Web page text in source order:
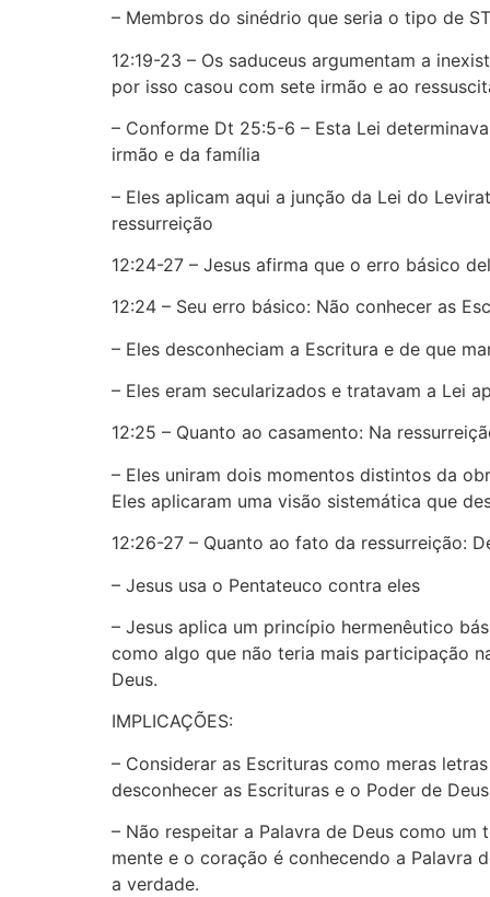
– Membros do sinédrio que seria o tipo de
12:19-23 – Os saduceus argumentam a
por isso casou com sete irmão e ao
– Conforme Dt 25:5-6 – Esta Lei
irmão e da família
– Eles aplicam aqui a junção da Lei do
ressurreição
12:24-27 – Jesus afirma que o erro básico
12:24 – Seu erro básico: Não conhecer as
– Eles desconheciam a Escritura e de que
– Eles eram secularizados e tratavam a Lei
12:25 – Quanto ao casamento: Na
– Eles uniram dois momentos distintos da
Eles aplicaram uma visão sistemática que
12:26-27 – Quanto ao fato da ressurreição:
– Jesus usa o Pentateuco contra eles
– Jesus aplica um princípio hermenêutico
como algo que não teria mais participação
Deus.
IMPLICAÇÕES:
– Considerar as Escrituras como meras
desconhecer as Escrituras e o Poder de
– Não respeitar a Palavra de Deus como
mente e o coração é conhecendo a Palavra
a verdade.